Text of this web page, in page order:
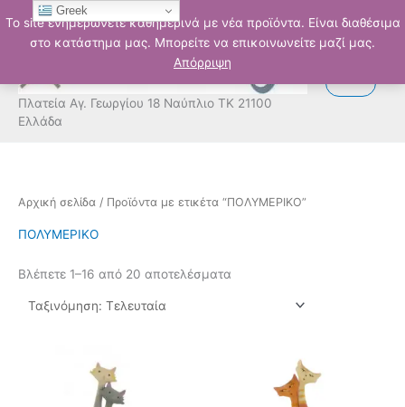
Το site ενημερώνετε καθημερινά με νέα προϊόντα. Είναι διαθέσιμα
στο κατάστημα μας. Μπορείτε να επικοινωνείτε μαζί μας.
Απόρριψη
Μετάβαση
στο
περιεχόμενο
Πλατεία Αγ. Γεωργίου 18 Ναύπλιο ΤΚ 21100
Ελλάδα
Αρχική σελίδα / Προϊόντα με ετικέτα “ΠΟΛΥΜΕΡΙΚΟ”
ΠΟΛΥΜΕΡΙΚΟ
Βλέπετε 1–16 από 20 αποτελέσματα
Sorted
by
Greek